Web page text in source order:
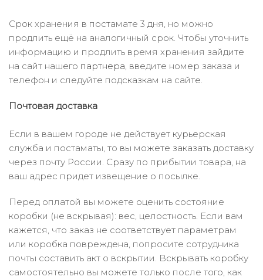
Срок хранения в постамате 3 дня, но можно
продлить ещё на аналогичный срок. Чтобы уточнить
информацию и продлить время хранения зайдите
на сайт нашего партнера, введите номер заказа и
телефон и следуйте подсказкам на сайте.
Почтовая доставка
Если в вашем городе не действует курьерская
служба и постаматы, то вы можете заказать доставку
через почту России. Сразу по прибытии товара, на
ваш адрес придет извещение о посылке.
Перед оплатой вы можете оценить состояние
коробки (не вскрывая): вес, целостность. Если вам
кажется, что заказ не соответствует параметрам
или коробка повреждена, попросите сотрудника
почты составить акт о вскрытии. Вскрывать коробку
самостоятельно вы можете только после того, как